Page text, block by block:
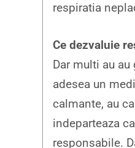
respiratia
Ce dezvaluie
Dar multi au
adesea un
calmante, au
indeparteaza
responsabile.